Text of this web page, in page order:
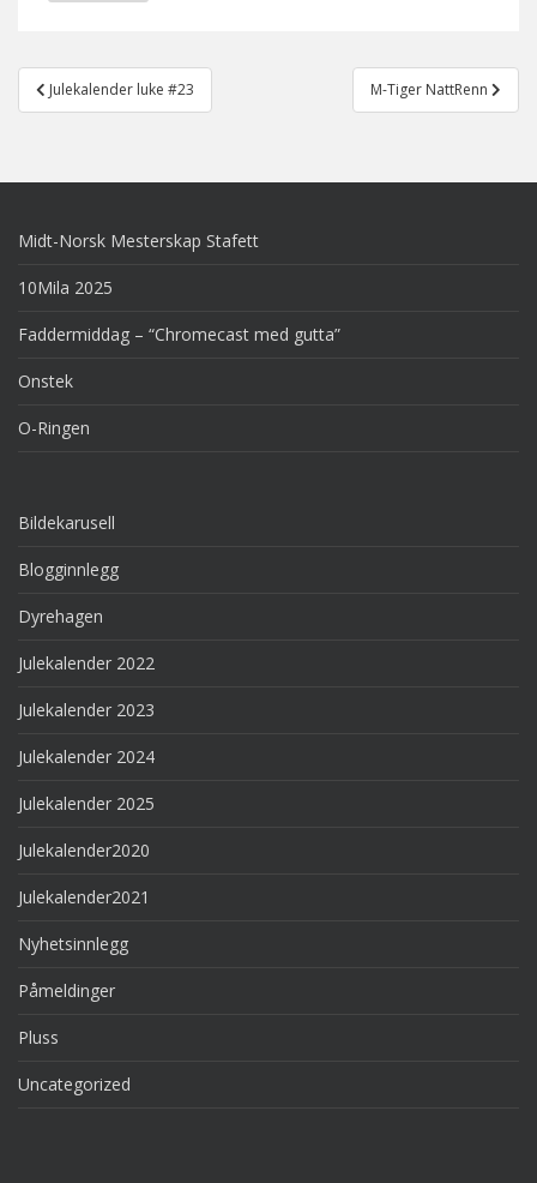
Post
navigation
Julekalender luke #23 M-Tiger NattRenn
Midt-Norsk Mesterskap Stafett
10Mila 2025
Faddermiddag – “Chromecast med gutta”
Onstek
O-Ringen
Bildekarusell
Blogginnlegg
Dyrehagen
Julekalender 2022
Julekalender 2023
Julekalender 2024
Julekalender 2025
Julekalender2020
Julekalender2021
Nyhetsinnlegg
Påmeldinger
Pluss
Uncategorized